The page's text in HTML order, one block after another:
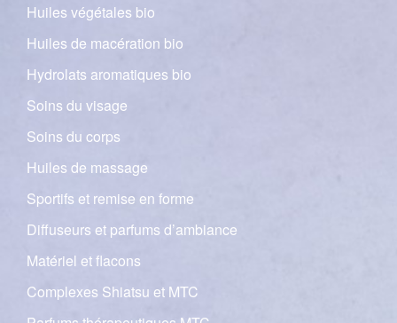
Huiles végétales bio
Huiles de macération bio
Hydrolats aromatiques bio
Soins du visage
Soins du corps
Huiles de massage
Sportifs et remise en forme
Diffuseurs et parfums d’ambiance
Matériel et flacons
Complexes Shiatsu et MTC